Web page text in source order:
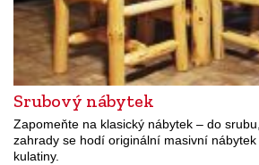
Srubový nábytek
Zapomeňte na klasický nábytek – do
zahrady se hodí originální masivní
kulatiny.